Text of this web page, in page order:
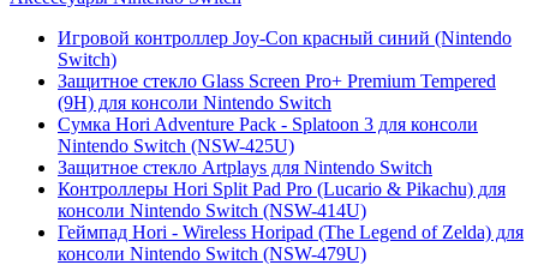
Игровой контроллер Joy-Con красный синий (Nintendo
Switch)
Защитное стекло Glass Screen Pro+ Premium Tempered
(9H) для консоли Nintendo Switch
Сумка Hori Adventure Pack - Splatoon 3 для консоли
Nintendo Switch (NSW-425U)
Защитное стекло Artplays для Nintendo Switch
Контроллеры Hori Split Pad Pro (Lucario & Pikachu) для
консоли Nintendo Switch (NSW-414U)
Геймпад Hori - Wireless Horipad (The Legend of Zelda) для
консоли Nintendo Switch (NSW-479U)